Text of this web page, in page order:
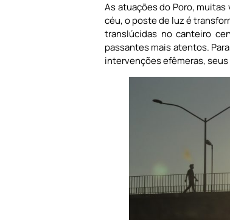
As atuações do Poro,
céu, o poste de luz é
translúcidas no canteiro
passantes mais atentos.
intervenções efêmeras,